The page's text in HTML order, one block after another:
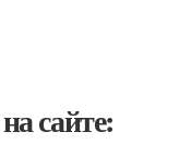
сайте: